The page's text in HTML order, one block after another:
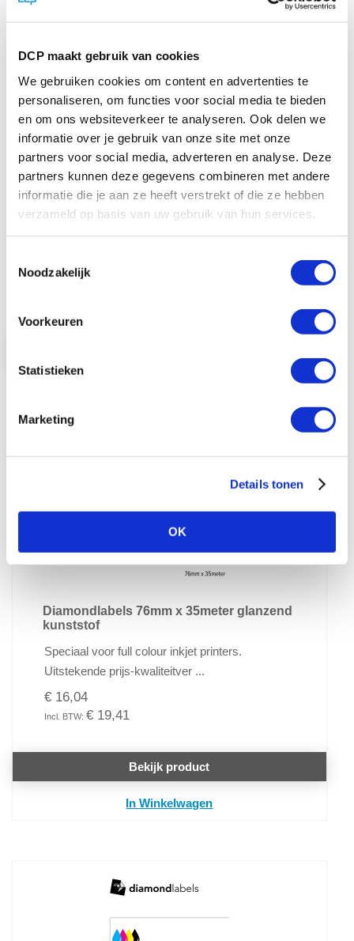
DCP maakt gebruik van cookies
We gebruiken cookies om content en advertenties te
personaliseren, om functies voor social media te bieden
en om ons websiteverkeer te analyseren. Ook delen we
informatie over je gebruik van onze site met onze
partners voor social media, adverteren en analyse. Deze
partners kunnen deze gegevens combineren met andere
informatie die je aan ze heeft verstrekt of die ze hebben
verzameld op basis van uw gebruik van hun services.
Noodzakelijk
Voorkeuren
Statistieken
Marketing
Details tonen
OK
Diamondlabels 52mm x 35meter glanzend
kunststof
Speciaal voor full colour inkjet printers.
€ 12,42
Diamondlabels 76mm x 35meter glanzend
kunststof
Speciaal voor full colour inkjet printers.
Uitstekende prijs-kwaliteitver ...
€ 16,04
€ 19,41
Bekijk product
In Winkelwagen